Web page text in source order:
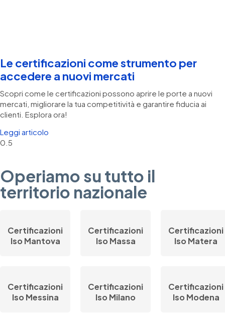
Le certificazioni come strumento per
accedere a nuovi mercati
Scopri come le certificazioni possono aprire le porte a nuovi
mercati, migliorare la tua competitività e garantire fiducia ai
clienti. Esplora ora!
Leggi articolo
Operiamo su tutto il
territorio nazionale
Certificazioni
Iso Mantova
Certificazioni
Iso Massa
Certificazioni
Iso Matera
Certificazioni
Iso Messina
Certificazioni
Iso Milano
Certificazioni
Iso Modena